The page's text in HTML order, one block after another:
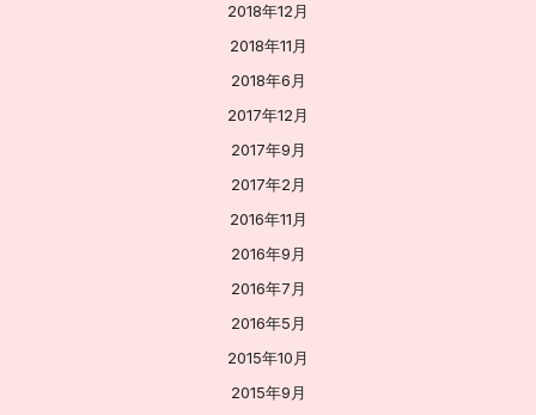
2018年12月
2018年11月
2018年6月
2017年12月
2017年9月
2017年2月
2016年11月
2016年9月
2016年7月
2016年5月
2015年10月
2015年9月